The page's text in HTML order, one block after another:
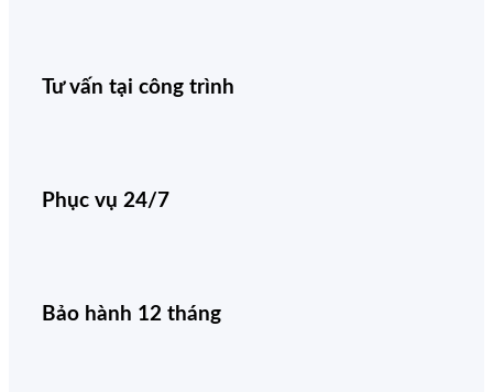
Tư vấn tại công trình
Phục vụ 24/7
Bảo hành 12 tháng